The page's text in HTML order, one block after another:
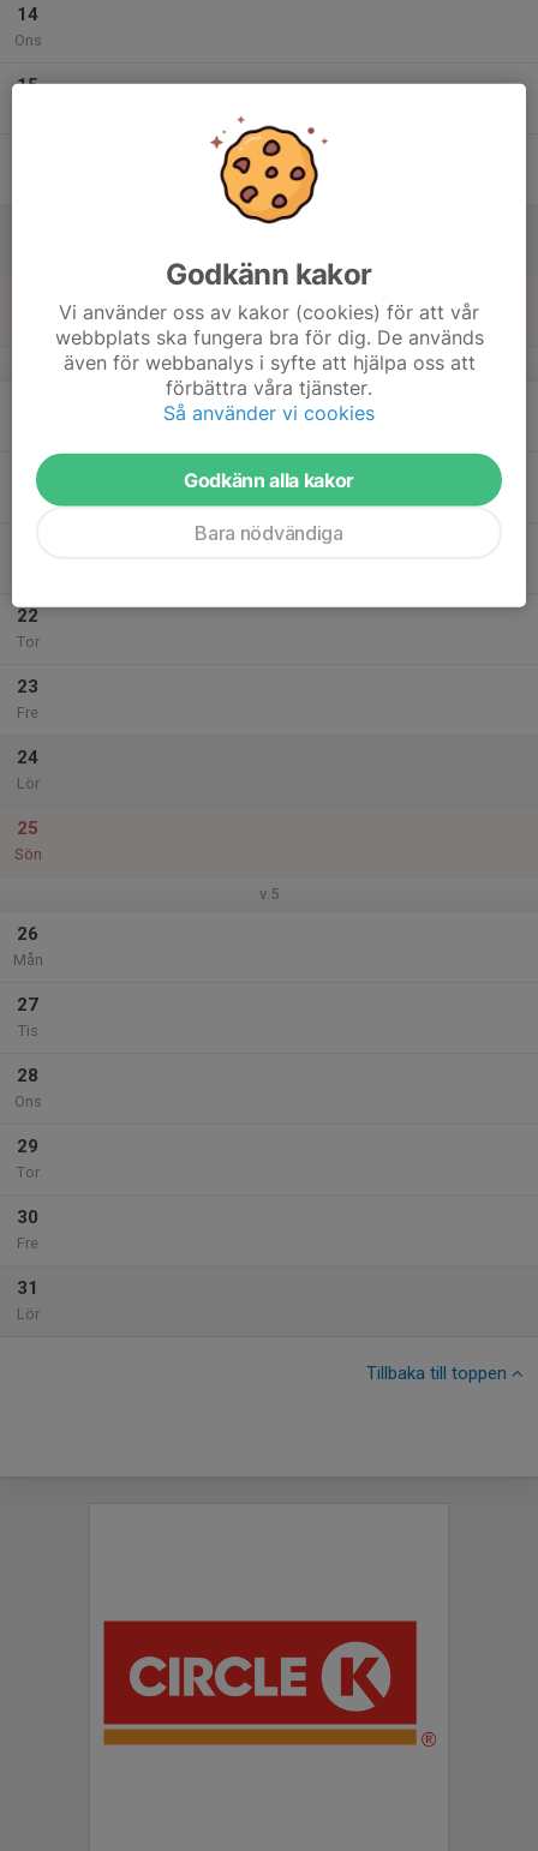
14
Ons
15
v.4
20
22
Tor
23
Fre
24
Lör
25
Sön
v.5
26
Mån
27
Tis
28
Ons
29
Tor
30
Fre
31
Lör
Tillbaka till toppen
Godkänn kakor
Vi använder oss av kakor (cookies) för att vår
webbplats ska fungera bra för dig. De används
även för webbanalys i syfte att hjälpa oss att
förbättra våra tjänster.
Så använder vi cookies
Godkänn alla kakor
Bara nödvändiga